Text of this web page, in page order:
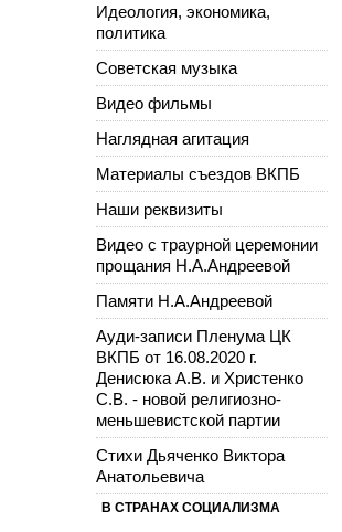
Идеология, экономика,
политика
Советская музыка
Видео фильмы
Наглядная агитация
Материалы съездов ВКПБ
Наши реквизиты
Видео с траурной церемонии
прощания Н.А.Андреевой
Памяти Н.А.Андреевой
Ауди-записи Пленума ЦК
ВКПБ от 16.08.2020 г.
Денисюка А.В. и Христенко
С.В. - новой религиозно-
меньшевистской партии
Стихи Дьяченко Виктора
Анатольевича
В СТРАНАХ СОЦИАЛИЗМА